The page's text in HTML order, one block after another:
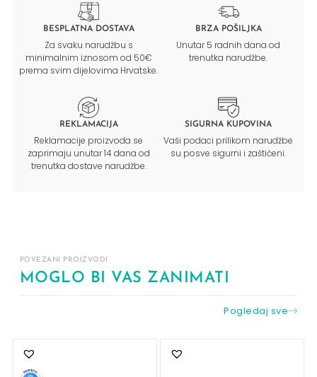
BESPLATNA DOSTAVA
Za svaku narudžbu s
minimalnim iznosom od 50€
prema svim dijelovima Hrvatske.
BRZA POŠILJKA
Unutar 5 radnih dana od
trenutka narudžbe.
REKLAMACIJA
Reklamacije proizvoda se
zaprimaju unutar 14 dana od
trenutka dostave narudžbe.
SIGURNA KUPOVINA
Vaši podaci prilikom narudžbe
su posve sigurni i zaštićeni.
POVEZANI PROIZVODI
MOGLO BI VAS ZANIMATI
Pogledaj sve